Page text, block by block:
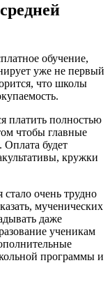
обучение,
уже не первый
что школы
платить полностью
чтобы главные
Оплата будет
кружки
очень трудно
мученических
даже
ученикам
программы и